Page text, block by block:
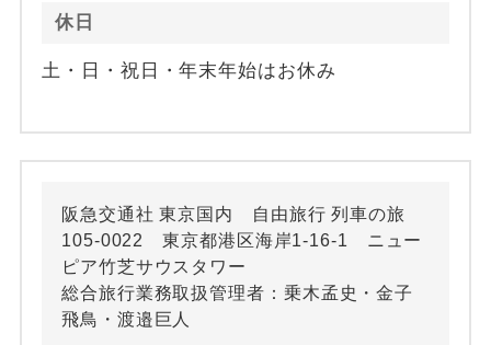
休日
土・日・祝日・年末年始はお休み
阪急交通社 東京国内 自由旅行 列車の旅
105-0022 東京都港区海岸1-16-1 ニュー
ピア竹芝サウスタワー
総合旅行業務取扱管理者：乗木孟史・金子
飛鳥・渡邉巨人